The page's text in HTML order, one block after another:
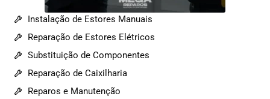
Instalação de Estores Manuais
Reparação de Estores Elétricos
Substituição de Componentes
Reparação de Caixilharia
Reparos e Manutenção